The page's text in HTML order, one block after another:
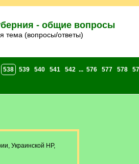
- общие вопросы
тема (вопросы/ответы)
538 539 540 541 542 ... 576 577 578
Украинской НР,